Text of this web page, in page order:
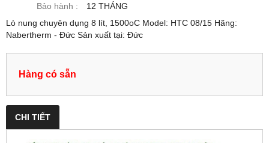
Bảo hành :
12 THÁNG
Lò nung chuyên dụng 8 lít, 1500oC Model: HTC 08/15 Hãng:
Nabertherm - Đức Sản xuất tại: Đức
Hàng có sẵn
CHI TIẾT